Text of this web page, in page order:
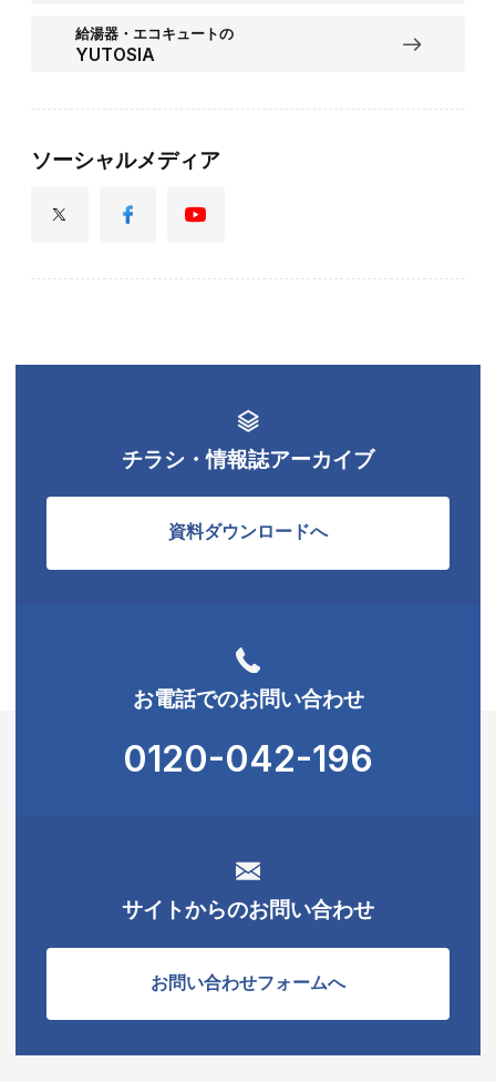
給湯器・エコキュートの
YUTOSIA
ソーシャルメディア
チラシ・情報誌アーカイブ
資料ダウンロードへ
お電話でのお問い合わせ
0120-042-196
サイトからのお問い合わせ
お問い合わせフォームへ